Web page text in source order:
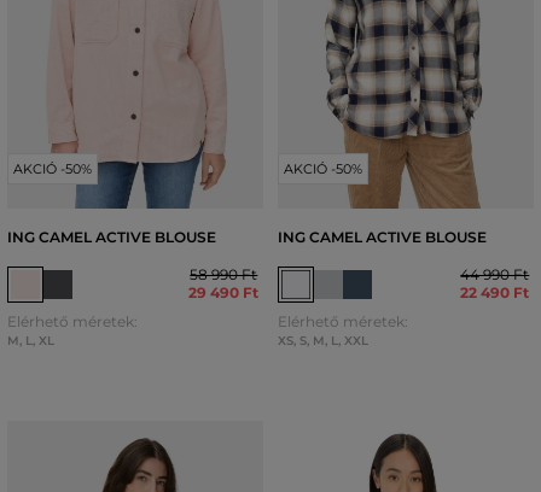
AKCIÓ -50%
ING CAMEL ACTIVE BLOUSE
58 990 Ft
29 490 Ft
Elérhető méretek:
M, L, XL
AKCIÓ -50%
ING CAMEL ACTIVE BLOUSE
44 990 Ft
22 490 Ft
Elérhető méretek:
XS, S, M, L, XXL